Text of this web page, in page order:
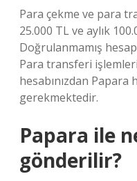
Para çekme ve para
25.000 TL ve aylık
Doğrulanmamış
Para transferi
hesabınızdan Papara
gerekmektedir.
Papara ile
gönderilir?